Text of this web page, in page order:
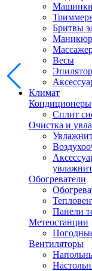
Машинки
Бритвы
Весы
Климат
Кондиционеры
Сплит
Очистка и
Обогреватели
Панели
Метеостанции
Вентиляторы